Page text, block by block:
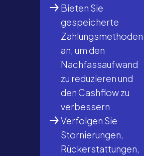
Bieten Sie
gespeicherte
Zahlungsmethoden
an, um den
Nachfassaufwand
zu reduzieren und
den Cashflow zu
verbessern
Verfolgen Sie
Stornierungen,
Rückerstattungen,